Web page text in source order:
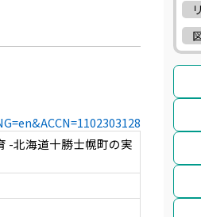
-北海道十勝士幌町の実